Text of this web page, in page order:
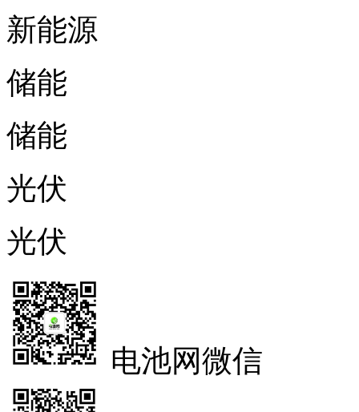
新能源
储能
储能
光伏
光伏
电池网微信